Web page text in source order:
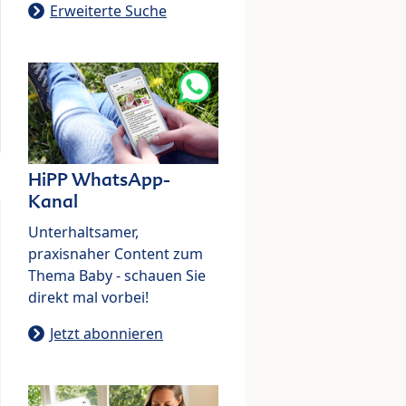
Erweiterte Suche
HiPP WhatsApp-
Kanal
Unterhaltsamer,
praxisnaher Content zum
Thema Baby - schauen Sie
direkt mal vorbei!
Jetzt abonnieren